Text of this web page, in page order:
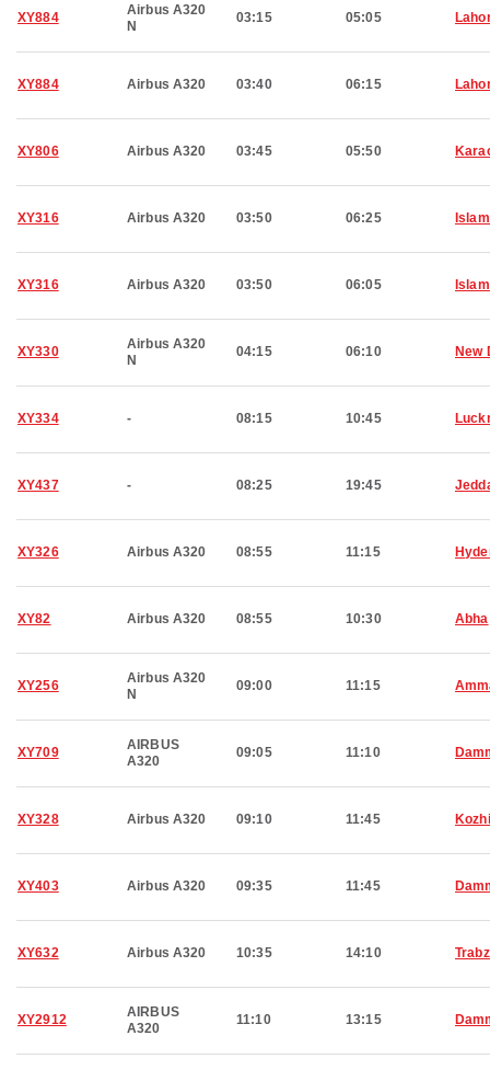
XY884
Airbus A320
N
03:15 05:05
XY884 Airbus A320 03:40 06:15
XY806 Airbus A320 03:45 05:50
XY316 Airbus A320 03:50 06:25
XY316 Airbus A320 03:50 06:05
XY330
Airbus A320
N
04:15 06:10 New
XY334 - 08:15 10:45
XY437 - 08:25 19:45
XY326 Airbus A320 08:55 11:15
XY82 Airbus A320 08:55 10:30 Abha
XY256
Airbus A320
N
09:00 11:15
XY709
AIRBUS
A320
09:05 11:10
XY328 Airbus A320 09:10 11:45
XY403 Airbus A320 09:35 11:45
XY632 Airbus A320 10:35 14:10
XY2912
AIRBUS
A320
11:10 13:15